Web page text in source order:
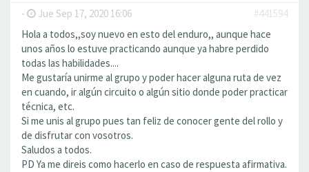
- Jue Sep 17, 2020 16:06
#441594
Hola a todos,,soy nuevo en esto del enduro,, aunque hace
unos años lo estuve practicando aunque ya habre perdido
todas las habilidades....
Me gustaría unirme al grupo y poder hacer alguna ruta de vez
en cuando, ir algún circuito o algún sitio donde poder practicar
técnica, etc.
Si me unis al grupo pues tan feliz de conocer gente del rollo y
de disfrutar con vosotros.
Saludos a todos.
PD Ya me direis como hacerlo en caso de respuesta afirmativa.